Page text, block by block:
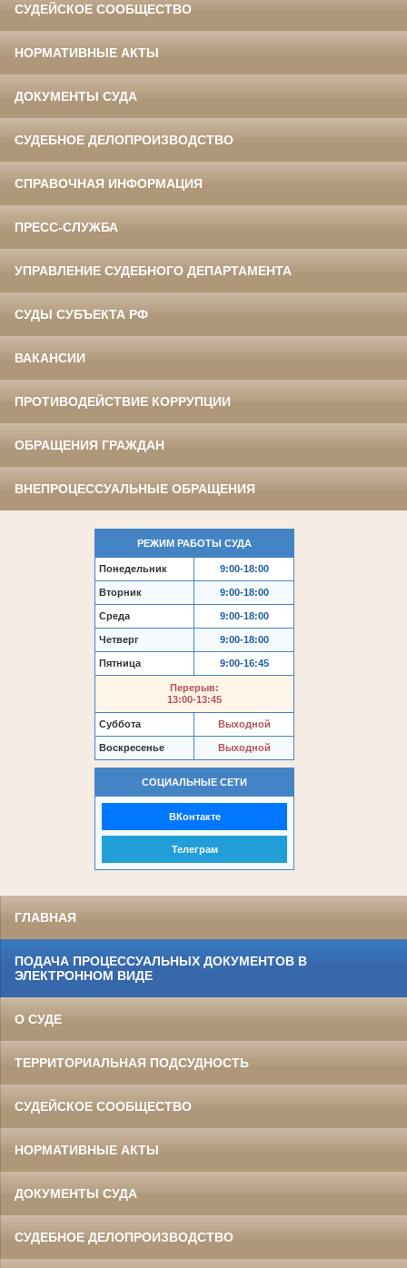
СУДЕЙСКОЕ СООБЩЕСТВО
НОРМАТИВНЫЕ АКТЫ
ДОКУМЕНТЫ СУДА
СУДЕБНОЕ ДЕЛОПРОИЗВОДСТВО
СПРАВОЧНАЯ ИНФОРМАЦИЯ
ПРЕСС-СЛУЖБА
УПРАВЛЕНИЕ СУДЕБНОГО ДЕПАРТАМЕНТА
СУДЫ СУБЪЕКТА РФ
ВАКАНСИИ
ПРОТИВОДЕЙСТВИЕ КОРРУПЦИИ
ОБРАЩЕНИЯ ГРАЖДАН
ВНЕПРОЦЕССУАЛЬНЫЕ ОБРАЩЕНИЯ
РЕЖИМ РАБОТЫ СУДА
Понедельник 9:00-18:00
Вторник 9:00-18:00
Среда 9:00-18:00
Четверг 9:00-18:00
Пятница 9:00-16:45
Перерыв:
13:00-13:45
Суббота Выходной
Воскресенье Выходной
СОЦИАЛЬНЫЕ СЕТИ
ВКонтакте
Телеграм
ГЛАВНАЯ
ПОДАЧА ПРОЦЕССУАЛЬНЫХ ДОКУМЕНТОВ В
ЭЛЕКТРОННОМ ВИДЕ
О СУДЕ
ТЕРРИТОРИАЛЬНАЯ ПОДСУДНОСТЬ
СУДЕЙСКОЕ СООБЩЕСТВО
НОРМАТИВНЫЕ АКТЫ
ДОКУМЕНТЫ СУДА
СУДЕБНОЕ ДЕЛОПРОИЗВОДСТВО